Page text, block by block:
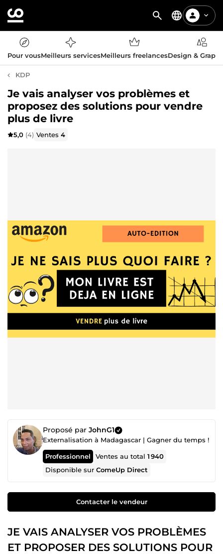
Pour vousMeilleurs servicesMeilleurs freelancesDesign &
KDP
Je vais analyser vos problèmes et
proposez des solutions pour vendre
plus de livre
5,0 (4) Ventes4
Proposé par JohnG1
Externalisation à Madagascar | Gagner du temps !
Professionnel Ventes au total1 940
Disponible surComeUp Direct
Contacter le vendeur
JE VAIS ANALYSER VOS PROBLÈMES
ET PROPOSER DES SOLUTIONS POUR